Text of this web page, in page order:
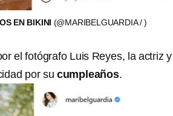
EN BIKINI (@MARIBELGUARDIA / )
el fotógrafo Luis Reyes, la actriz y
por su cumpleaños.